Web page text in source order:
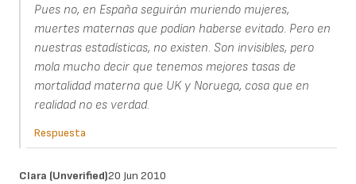
Pues no, en España seguirán muriendo mujeres,
muertes maternas que podían haberse evitado. Pero en
nuestras estadísticas, no existen. Son invisibles, pero
mola mucho decir que tenemos mejores tasas de
mortalidad materna que UK y Noruega, cosa que en
realidad no es verdad.
Respuesta
Clara (unverified)20 Jun 2010